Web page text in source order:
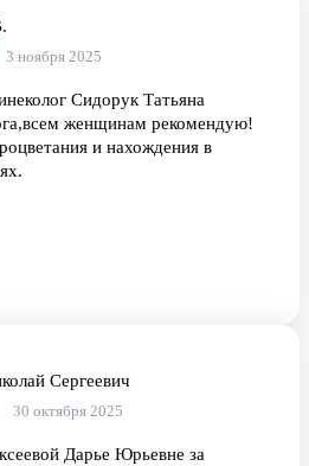
3 ноября 2025
Сидорук Татьяна
женщинам рекомендую!
и нахождения в
Сергеевич
30 октября 2025
Дарье Юрьевне за